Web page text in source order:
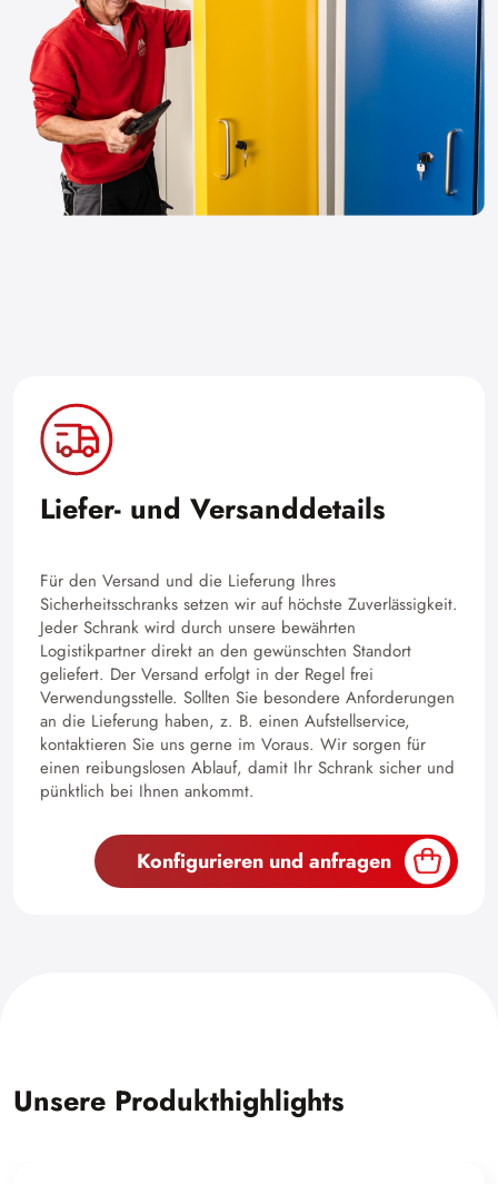
Liefer- und Versanddetails
Für den Versand und die Lieferung Ihres
Sicherheitsschranks setzen wir auf höchste Zuverlässigkeit.
Jeder Schrank wird durch unsere bewährten
Logistikpartner direkt an den gewünschten Standort
geliefert. Der Versand erfolgt in der Regel frei
Verwendungsstelle. Sollten Sie besondere Anforderungen
an die Lieferung haben, z. B. einen Aufstellservice,
kontaktieren Sie uns gerne im Voraus. Wir sorgen für
einen reibungslosen Ablauf, damit Ihr Schrank sicher und
pünktlich bei Ihnen ankommt.
Konfigurieren und anfragen
Unsere Produkthighlights